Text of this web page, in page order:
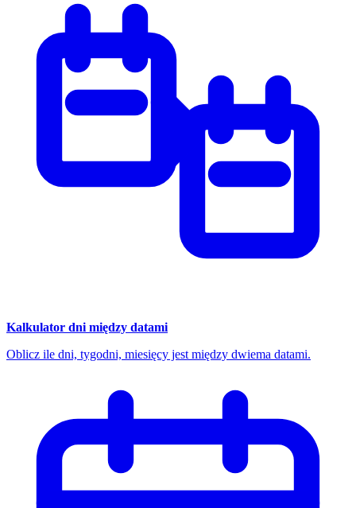
Kalkulator dni między datami
Oblicz ile dni, tygodni, miesięcy jest między dwiema datami.